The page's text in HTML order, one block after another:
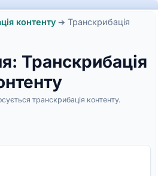
контенту ➔Транскрибація
Транскрибація
транскрибація контенту.